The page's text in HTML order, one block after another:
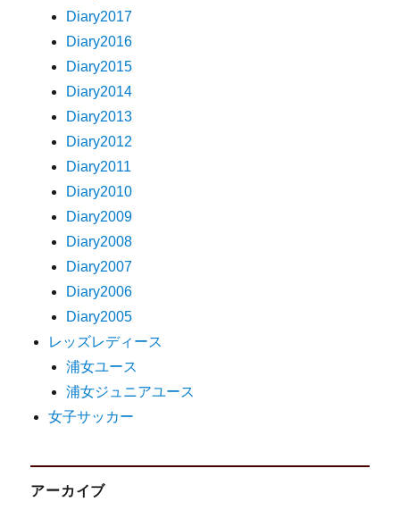
Diary2017
Diary2016
Diary2015
Diary2014
Diary2013
Diary2012
Diary2011
Diary2010
Diary2009
Diary2008
Diary2007
Diary2006
Diary2005
レッズレディース
浦女ユース
浦女ジュニアユース
女子サッカー
アーカイブ